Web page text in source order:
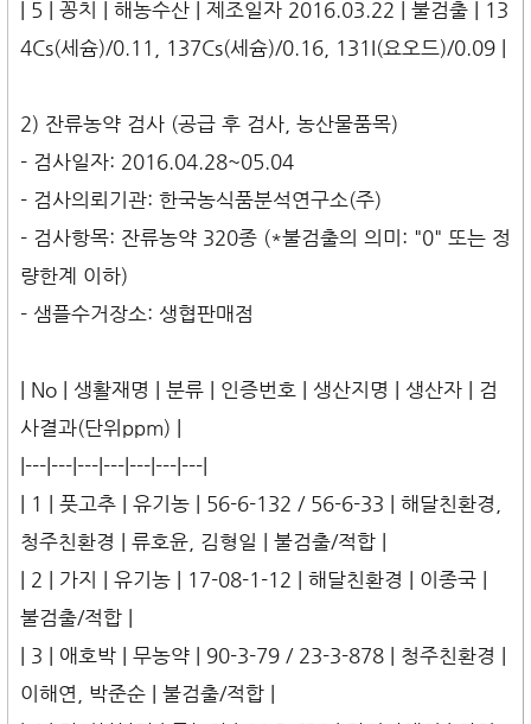
| 5 | 꽁치 | 해농수산 | 제조일자 2016.03.22 | 불검출 | 13
4Cs(세슘)/0.11, 137Cs(세슘)/0.16, 131I(요오드)/0.09 |
2) 잔류농약 검사 (공급 후 검사, 농산물품목)
- 검사일자: 2016.04.28~05.04
- 검사의뢰기관: 한국농식품분석연구소(주)
- 검사항목: 잔류농약 320종 (*불검출의 의미: "0" 또는 정
량한계 이하)
- 샘플수거장소: 생협판매점
| No | 생활재명 | 분류 | 인증번호 | 생산지명 | 생산자 | 검
사결과(단위ppm) |
|---|---|---|---|---|---|---|
| 1 | 풋고추 | 유기농 | 56-6-132 / 56-6-33 | 해달친환경,
청주친환경 | 류호윤, 김형일 | 불검출/적합 |
| 2 | 가지 | 유기농 | 17-08-1-12 | 해달친환경 | 이종국 |
불검출/적합 |
| 3 | 애호박 | 무농약 | 90-3-79 / 23-3-878 | 청주친환경 |
이해연, 박준순 | 불검출/적합 |